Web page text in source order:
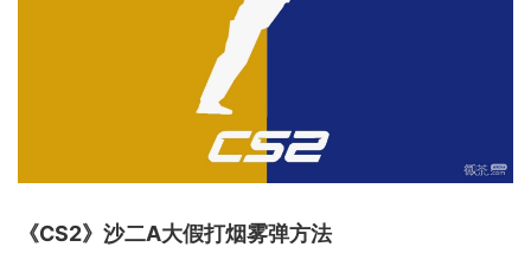
《CS2》沙二A大假打烟雾弹方法